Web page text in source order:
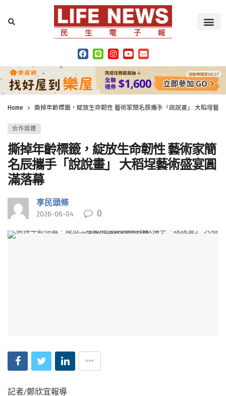
Home 撕掉年齡標籤，綻放生命韌性 藝術家簡名辰攜手「說說畫」 大稻埕藝
合作媒體
撕掉年齡標籤，綻放生命韌性 藝術家簡
名辰攜手「說說畫」 大稻埕藝術盛宴圓
滿落幕
享民頭條
2026-06-04 0
記者/鄭欣宜報導